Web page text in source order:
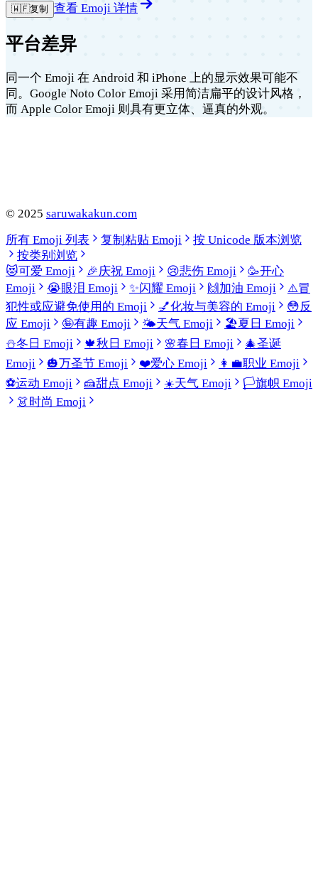
🇼🇫复制 查看 Emoji 详情
平台差异
同一个 Emoji 在 Android 和 iPhone 上的显示效果可能不
同。Google Noto Color Emoji 采用简洁扁平的设计风格，
而 Apple Color Emoji 则具有更立体、逼真的外观。
© 2025 saruwakakun.com
所有 Emoji 列表
复制粘贴 Emoji
按 Unicode 版本浏览
按类别浏览
😻可爱 Emoji 🎉庆祝 Emoji 😢悲伤 Emoji 🥳开心
Emoji
😭眼泪 Emoji ✨闪耀 Emoji 🙌 加油 Emoji ⚠️冒
犯性或应避免使用的 Emoji
💅化妆与美容的 Emoji 😳反
应 Emoji
🤪有趣 Emoji 🌤️天气 Emoji 🏖️夏日 Emoji
⛄冬日 Emoji 🍁秋日 Emoji 🌸春日 Emoji 🎄圣诞
Emoji
🎃万圣节 Emoji ❤️爱心 Emoji 👩‍💼职业 Emoji
⚽运动 Emoji 🍰甜点 Emoji ☀️天气 Emoji 🏳️旗帜 Emoji
👗时尚 Emoji